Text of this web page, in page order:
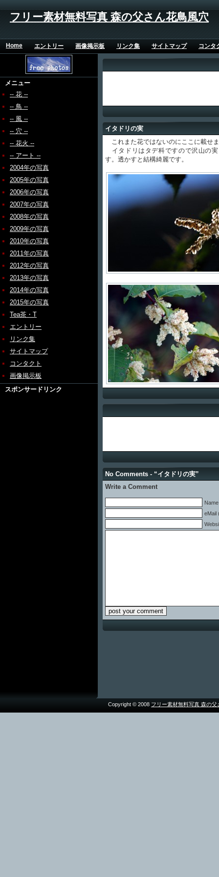
フリー素材無料写真 森の父さん花鳥風穴
Home エントリー 画像掲示板 リンク集 サイトマップ コンタ
メニュー
-- 花 --
-- 鳥 --
-- 風 --
-- 穴 --
-- 花火 --
-- アート --
2004年の写真
2005年の写真
2006年の写真
2007年の写真
2008年の写真
2009年の写真
2010年の写真
2011年の写真
2012年の写真
2013年の写真
2014年の写真
2015年の写真
Tea茶・T
エントリー
リンク集
サイトマップ
コンタクト
画像掲示板
スポンサードリンク
イタドリの実
これまた花ではないのにここに載せ
イタドリはタデ科ですので沢山の
す。透かすと結構綺麗です。
No Comments - “イタドリの実”
Write a Comment
eMail
Copyright © 2008 フリー素材無料写真 森の父